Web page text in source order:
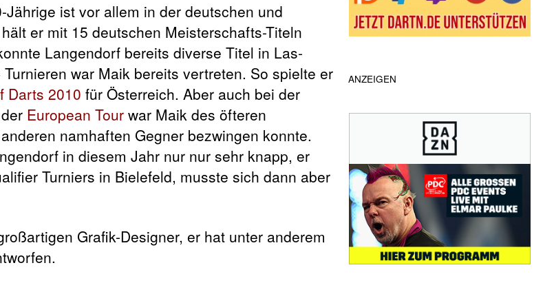
ist vor allem in der deutschen und
er mit 15 deutschen Meisterschafts-Titeln
Langendorf bereits diverse Titel in Las-
war Maik bereits vertreten. So spielte er
Darts 2010 für Österreich. Aber auch bei der
European Tour war Maik des öfteren
namhaften Gegner bezwingen konnte.
in diesem Jahr nur nur sehr knapp, er
Turniers in Bielefeld, musste sich dann aber
Grafik-Designer, er hat unter anderem
ANZEIGEN